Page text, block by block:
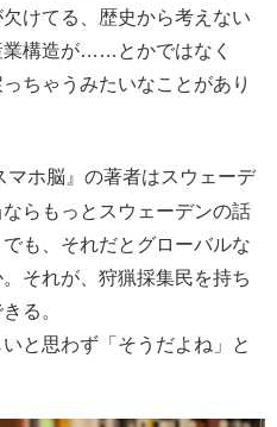
けてる、歴史から考えない
業構造が……とかではなく
ちゃうみたいなことがあり
ホ脳』の著者はスウェーデ
らもっとスウェーデンの話
も、それだとグローバルな
それが、狩猟採集民を持ち
る。
と思わず「そうだよね」と